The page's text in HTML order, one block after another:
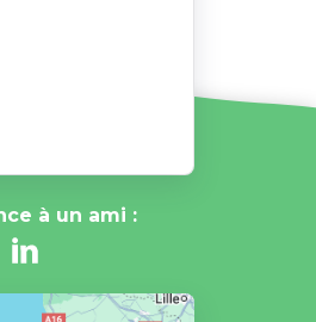
à un ami :